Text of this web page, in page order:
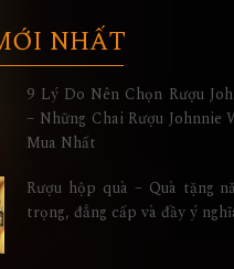
NHẤT
9 Lý Do Nên Chọn Rượu
– Những Chai Rượu Johnnie
Mua Nhất
Rượu hộp quà – Quà tặng
trọng, đẳng cấp và đầy ý